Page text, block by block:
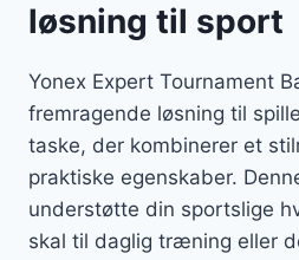
løsning til sport
Yonex Expert Tournament
fremragende løsning til
taske, der kombinerer et
praktiske egenskaber.
understøtte din sportslige
skal til daglig træning eller